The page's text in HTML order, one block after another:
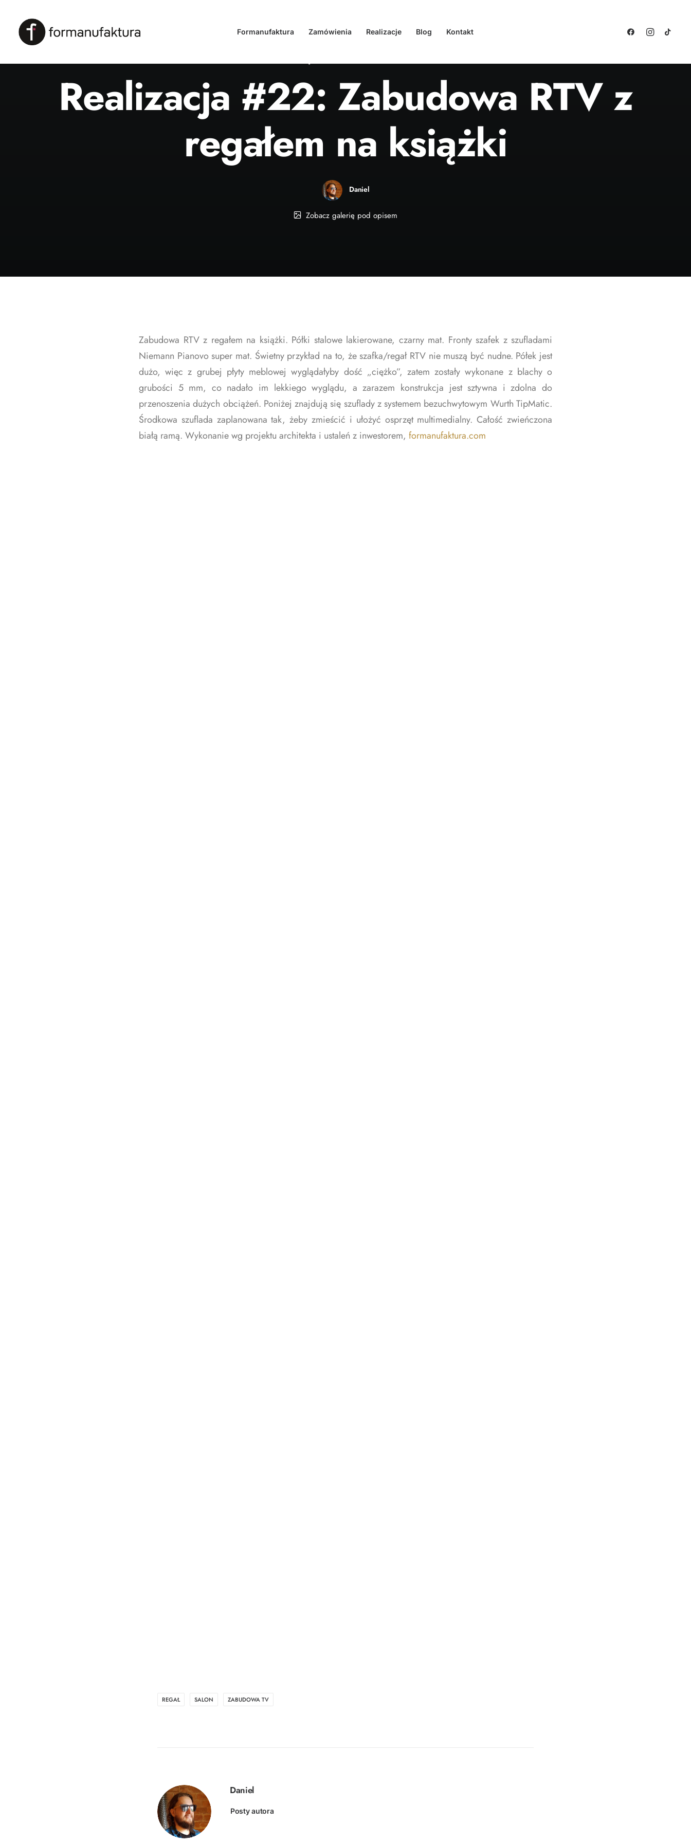
Formanufaktura Zamówienia Realizacje Blog Kontakt
Realizacja #22: Zabudowa RTV z
regałem na książki
Daniel
Zobacz galerię pod opisem
Zabudowa RTV z regałem na książki. Półki stalowe lakierowane, czarny mat. Fronty szafek z szufladami
Niemann Pianovo super mat. Świetny przykład na to, że szafka/regał RTV nie muszą być nudne. Półek jest
dużo, więc z grubej płyty meblowej wyglądałyby dość „ciężko”, zatem zostały wykonane z blachy o
grubości 5 mm, co nadało im lekkiego wyglądu, a zarazem konstrukcja jest sztywna i zdolna do
przenoszenia dużych obciążeń. Poniżej znajdują się szuflady z systemem bezuchwytowym Wurth TipMatic.
Środkowa szuflada zaplanowana tak, żeby zmieścić i ułożyć osprzęt multimedialny. Całość zwieńczona
białą ramą. Wykonanie wg projektu architekta i ustaleń z inwestorem, formanufaktura.com
REGAŁ SALON ZABUDOWA TV
Daniel
Posty autora